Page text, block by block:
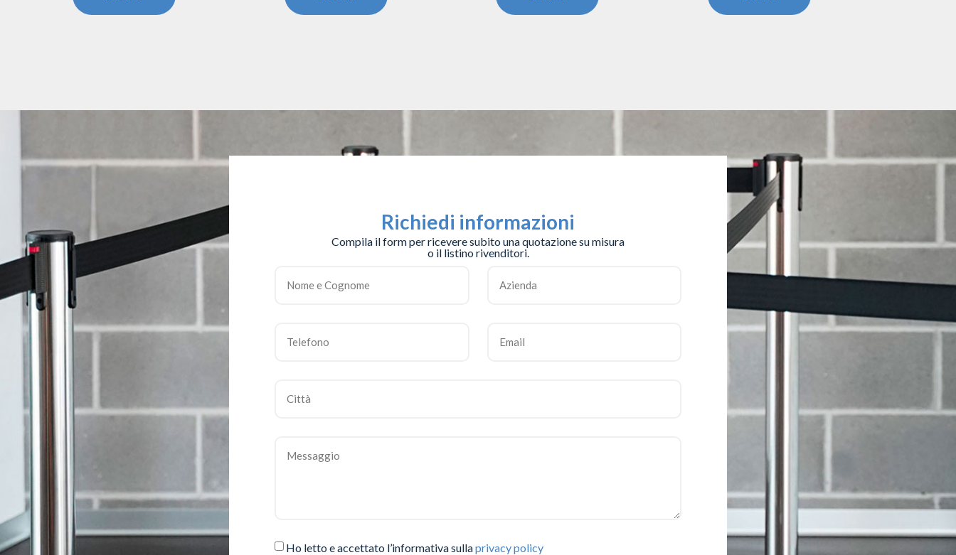
Richiedi informazioni
Compila il form per ricevere subito una quotazione su misura
o il listino rivenditori.
Ho letto e accettato l’informativa sullaprivacy policy